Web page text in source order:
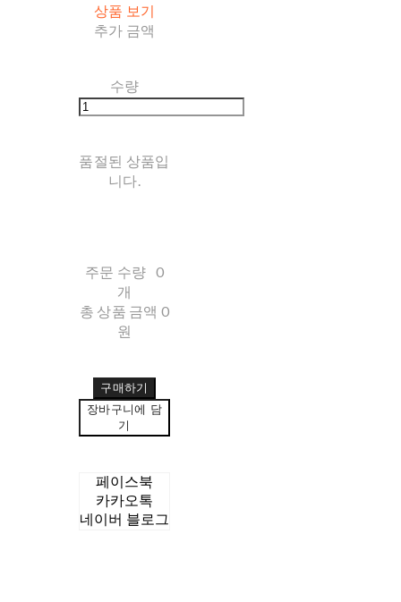
상품 보기
추가 금액
수량
품절된 상품입
니다.
주문 수량 0
개
총 상품 금액 0
원
구매하기
장바구니에 담
기
페이스북
카카오톡
네이버 블로그